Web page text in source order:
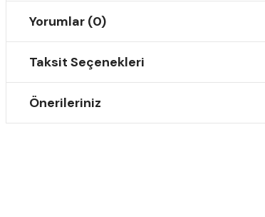
Yorumlar (0)
Taksit Seçenekleri
Önerileriniz